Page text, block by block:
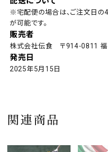
※宅配便の場合は、ご注文日
が可能です。
販売者
株式会社伝食 〒914-0811
発売日
2025年5月15日
関連商品